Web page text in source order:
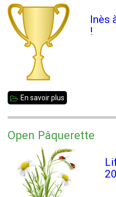
Inès
!
En savoir plus
Bretagne
féminin
rapides
Open Pâquerette